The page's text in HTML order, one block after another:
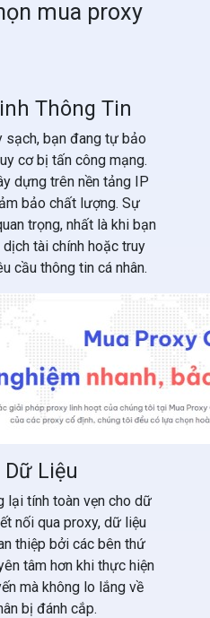
mua proxy
Thông Tin
sạch, bạn đang tự bảo
cơ bị tấn công mạng.
dựng trên nền tảng IP
bảo chất lượng. Sự
trọng, nhất là khi bạn
tài chính hoặc truy
cầu thông tin cá nhân.
Liệu
lại tính toàn vẹn cho dữ
nối qua proxy, dữ liệu
thiệp bởi các bên thứ
tâm hơn khi thực hiện
mà không lo lắng về
bị đánh cắp.